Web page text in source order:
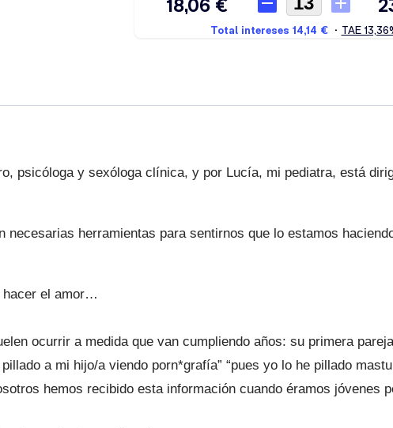
psicóloga y sexóloga clínica, y por Lucía, mi pediatra, está
herramientas para sentirnos que lo estamos
hacer el amor…
ocurrir a medida que van cumpliendo años: su primera
a mi hijo/a viendo porn*grafía” “pues yo lo he pillado
hemos recibido esta información cuando éramos jóvenes